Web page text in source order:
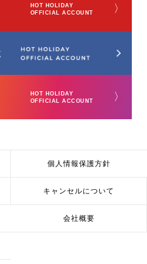
HOT HOLIDAY
OFFICIAL ACCOUNT
〉
HOT HOLIDAY
OFFICIAL ACCOUNT
〉
個人情報保護方針
キャンセルについて
会社概要